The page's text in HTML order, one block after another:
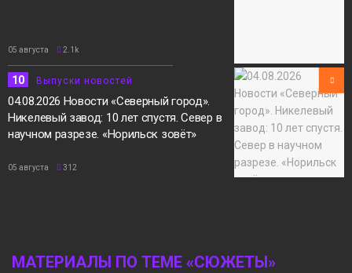
05 августа 2.1k
10 Выпуски новостей
04.08.2026 Новости «Северный город».
Никелевый завод: 10 лет спустя. Север в
научном разрезе. «Норильск зовёт»
05 августа 312
МАТЕРИАЛЫ ПО ТЕМЕ «СЮЖЕТЫ»